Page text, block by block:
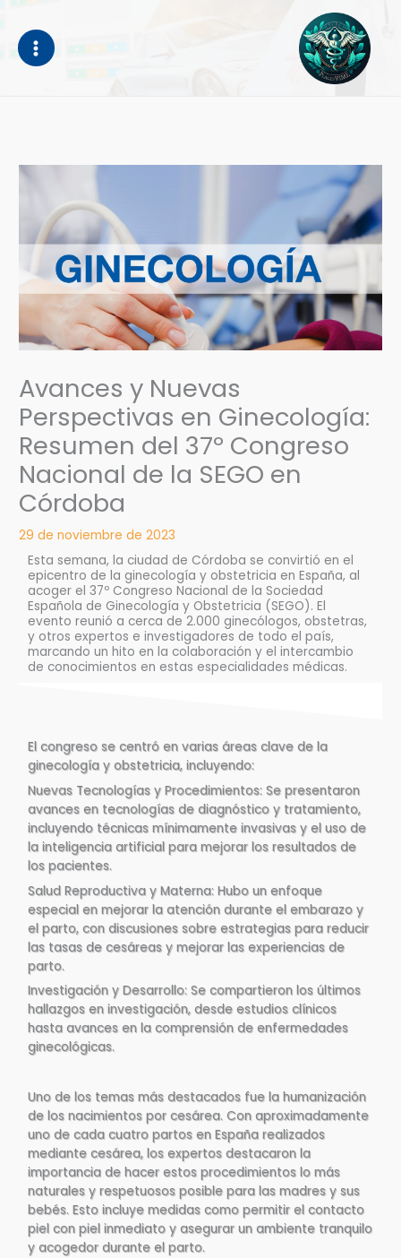
contenido
Avances y Nuevas
Perspectivas en Ginecología:
Resumen del 37º Congreso
Nacional de la SEGO en
Córdoba
29 de noviembre de 2023
Esta semana, la ciudad de Córdoba se convirtió en el
epicentro de la ginecología y obstetricia en España, al
acoger el 37º Congreso Nacional de la Sociedad
Española de Ginecología y Obstetricia (SEGO). El
evento reunió a cerca de 2.000 ginecólogos, obstetras,
y otros expertos e investigadores de todo el país,
marcando un hito en la colaboración y el intercambio
de conocimientos en estas especialidades médicas.
El congreso se centró en varias áreas clave de la
ginecología y obstetricia, incluyendo:
Nuevas Tecnologías y Procedimientos: Se presentaron
avances en tecnologías de diagnóstico y tratamiento,
incluyendo técnicas mínimamente invasivas y el uso de
la inteligencia artificial para mejorar los resultados de
los pacientes.
Salud Reproductiva y Materna: Hubo un enfoque
especial en mejorar la atención durante el embarazo y
el parto, con discusiones sobre estrategias para reducir
las tasas de cesáreas y mejorar las experiencias de
parto.
Investigación y Desarrollo: Se compartieron los últimos
hallazgos en investigación, desde estudios clínicos
hasta avances en la comprensión de enfermedades
ginecológicas.
Uno de los temas más destacados fue la humanización
de los nacimientos por cesárea. Con aproximadamente
uno de cada cuatro partos en España realizados
mediante cesárea, los expertos destacaron la
importancia de hacer estos procedimientos lo más
naturales y respetuosos posible para las madres y sus
bebés. Esto incluye medidas como permitir el contacto
piel con piel inmediato y asegurar un ambiente tranquilo
y acogedor durante el parto.